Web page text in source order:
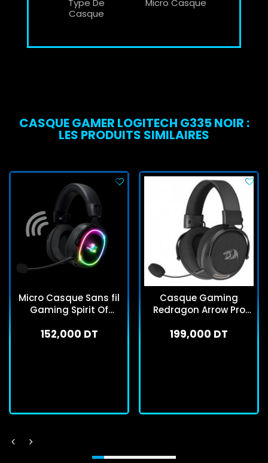
Type De
Casque
Micro Casque
CASQUE GAMER LOGITECH G335 NOIR :
LES PRODUITS SIMILAIRES
Micro Casque Sans fil
Gaming Spirit Of
RGB Noir
152,000 DT
Casque Gaming
Redragon Arrow Pro
199,000 DT